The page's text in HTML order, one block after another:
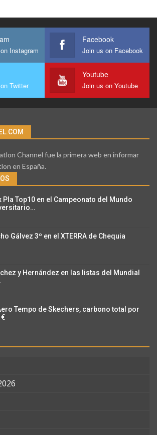
Instagram
Facebook
Join us on Facebook
Twitter
Youtube
Join us on Youtube
Channel fue la primera web en informar
en España.
Pla Top10 en el Campeonato del Mundo
Gálvez 3º en el XTERRA de Chequia
y Hernández en las listas del Mundial
Tempo de Skechers, carbono total por
€